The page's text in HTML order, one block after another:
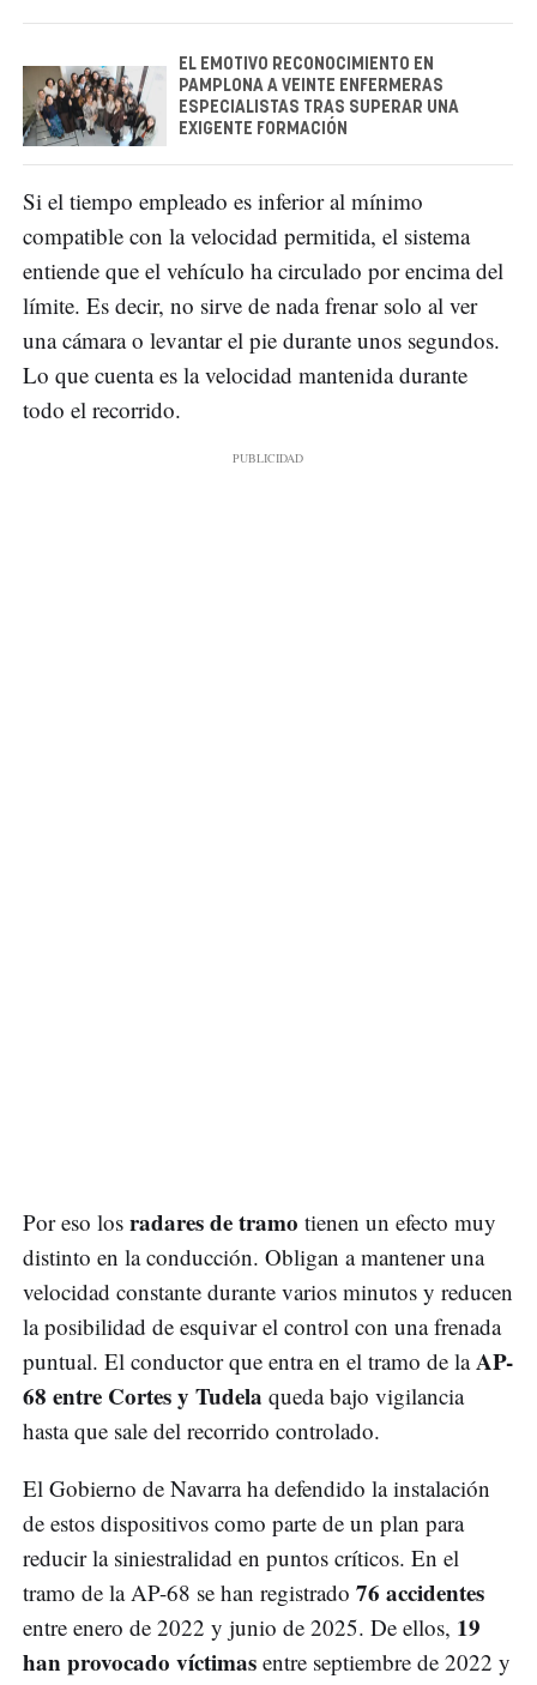
EL EMOTIVO RECONOCIMIENTO EN
PAMPLONA A VEINTE ENFERMERAS
ESPECIALISTAS TRAS SUPERAR UNA
EXIGENTE FORMACIÓN
Si el tiempo empleado es inferior al mínimo
compatible con la velocidad permitida, el sistema
entiende que el vehículo ha circulado por encima del
límite. Es decir, no sirve de nada frenar solo al ver
una cámara o levantar el pie durante unos segundos.
Lo que cuenta es la velocidad mantenida durante
todo el recorrido.
Por eso los radares de tramo tienen un efecto muy
distinto en la conducción. Obligan a mantener una
velocidad constante durante varios minutos y reducen
la posibilidad de esquivar el control con una frenada
puntual. El conductor que entra en el tramo de laAP-
68 entre Cortes y Tudela queda bajo vigilancia
hasta que sale del recorrido controlado.
El Gobierno de Navarra ha defendido la instalación
de estos dispositivos como parte de un plan para
reducir la siniestralidad en puntos críticos. En el
tramo de la AP-68 se han registrado 76 accidentes
entre enero de 2022 y junio de 2025. De ellos, 19
han provocado víctimas entre septiembre de 2022 y